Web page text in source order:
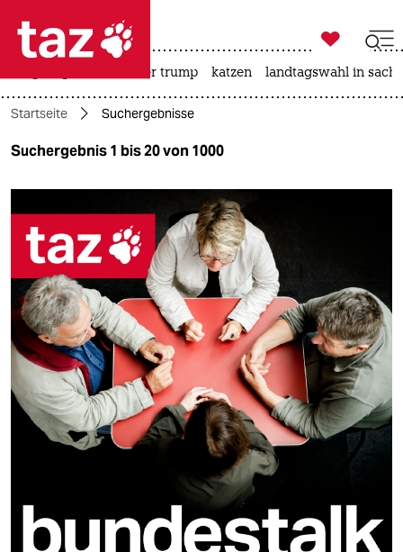
 taz zahl ich
taz zahl ich
themen
öko
gesellschaft
kultur
sport
berlin
nord
verlag

taz zahl ich
usa unter trump katzen landtagswahl in
Startseite Suchergebnisse
Suchergebnis 1 bis 20 von 1000